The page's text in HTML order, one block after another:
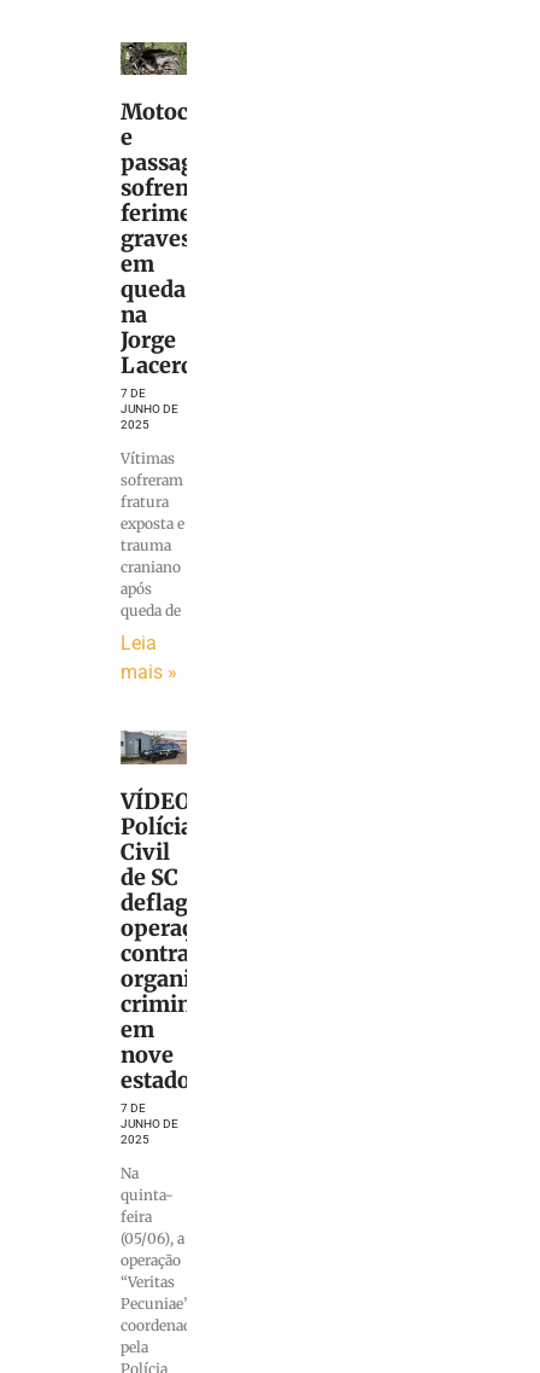
Motociclista
e
passageira
sofrem
ferimentos
graves
em
queda
na
Jorge
Lacerda
7 DE
JUNHO DE
2025
Vítimas
sofreram
fratura
exposta e
trauma
craniano
após
queda de
Leia
mais »
VÍDEO:
Polícia
Civil
de SC
deflagra
operação
contra
organização
criminosa
em
nove
estados
7 DE
JUNHO DE
2025
Na
quinta-
feira
(05/06), a
operação
“Veritas
Pecuniae”,
coordenada
pela
Polícia